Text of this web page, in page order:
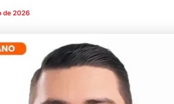
de 2026